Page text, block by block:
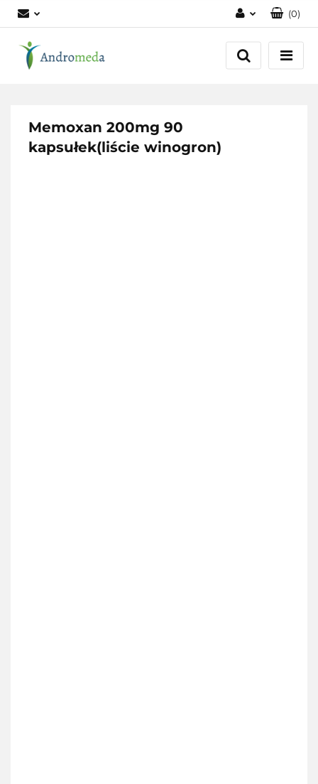
Zaloguj się
Zarejestruj się
(0)
Memoxan 200mg 90
kapsułek(liście winogron)